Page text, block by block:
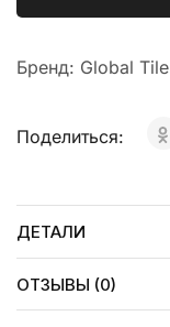
Бренд: Global Tile
Поделиться:
ДЕТАЛИ
ОТЗЫВЫ (0)